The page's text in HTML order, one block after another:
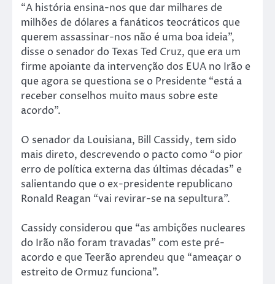
“A história ensina-nos que dar milhares de
milhões de dólares a fanáticos teocráticos que
querem assassinar-nos não é uma boa ideia”,
disse o senador do Texas Ted Cruz, que era um
firme apoiante da intervenção dos EUA no Irão e
que agora se questiona se o Presidente “está a
receber conselhos muito maus sobre este
acordo”.
O senador da Louisiana, Bill Cassidy, tem sido
mais direto, descrevendo o pacto como “o pior
erro de política externa das últimas décadas” e
salientando que o ex-presidente republicano
Ronald Reagan “vai revirar-se na sepultura”.
Cassidy considerou que “as ambições nucleares
do Irão não foram travadas” com este pré-
acordo e que Teerão aprendeu que “ameaçar o
estreito de Ormuz funciona”.